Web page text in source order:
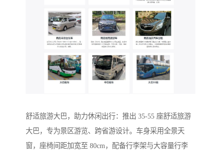
舒适旅游大巴，助力休闲出行：推出 35-55 座舒适旅游
大巴，专为景区游览、跨省游设计。车身采用全景天
窗，座椅间距加宽至 80cm，配备行李架与大容量行李